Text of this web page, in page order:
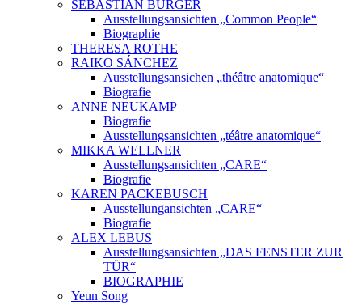
SEBASTIAN BURGER
Ausstellungsansichten „Common People“
Biographie
THERESA ROTHE
RAIKO SÁNCHEZ
Ausstellungsansichen „théâtre anatomique“
Biografie
ANNE NEUKAMP
Biografie
Ausstellungsansichten „téâtre anatomique“
MIKKA WELLNER
Ausstellungsansichten „CARE“
Biografie
KAREN PACKEBUSCH
Ausstellungansichten „CARE“
Biografie
ALEX LEBUS
Ausstellungsansichten „DAS FENSTER ZUR
TÜR“
BIOGRAPHIE
Yeun Song